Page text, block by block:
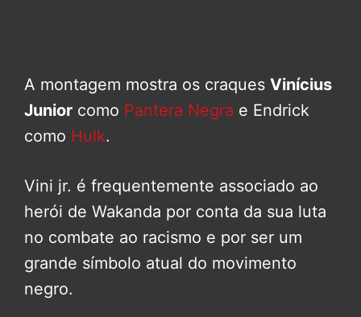
A montagem mostra os craques Vinícius
Junior como Pantera Negra e Endrick
como Hulk.
Vini jr. é frequentemente associado ao
herói de Wakanda por conta da sua luta
no combate ao racismo e por ser um
grande símbolo atual do movimento
negro.